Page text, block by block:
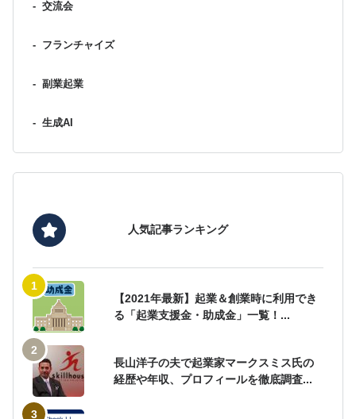
- 交流会
- フランチャイズ
- 副業起業
- 生成AI
人気記事ランキング
【2021年最新】起業＆創業時に利用でき
る「起業支援金・助成金」一覧！...
長山洋子の夫で起業家マークスミス氏の
経歴や年収、プロフィールを徹底調査...